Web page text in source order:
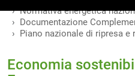
Normativa energetica
Documentazione
Piano nazionale di ripresa e
Economia